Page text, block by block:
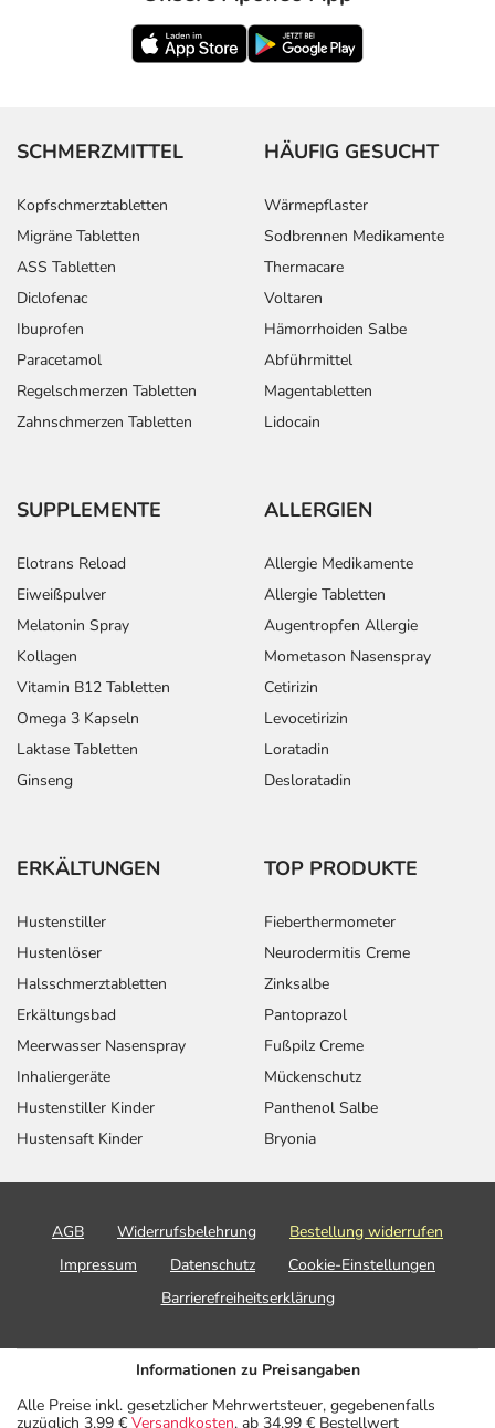
SCHMERZMITTEL
Kopfschmerztabletten
Migräne Tabletten
ASS Tabletten
Diclofenac
Ibuprofen
Paracetamol
Regelschmerzen Tabletten
Zahnschmerzen Tabletten
HÄUFIG GESUCHT
Wärmepflaster
Sodbrennen Medikamente
Thermacare
Voltaren
Hämorrhoiden Salbe
Abführmittel
Magentabletten
Lidocain
SUPPLEMENTE
Elotrans Reload
Eiweißpulver
Melatonin Spray
Kollagen
Vitamin B12 Tabletten
Omega 3 Kapseln
Laktase Tabletten
Ginseng
ALLERGIEN
Allergie Medikamente
Allergie Tabletten
Augentropfen Allergie
Mometason Nasenspray
Cetirizin
Levocetirizin
Loratadin
Desloratadin
ERKÄLTUNGEN
Hustenstiller
Hustenlöser
Halsschmerztabletten
Erkältungsbad
Meerwasser Nasenspray
Inhaliergeräte
Hustenstiller Kinder
Hustensaft Kinder
TOP PRODUKTE
Fieberthermometer
Neurodermitis Creme
Zinksalbe
Pantoprazol
Fußpilz Creme
Mückenschutz
Panthenol Salbe
Bryonia
AGB Widerrufsbelehrung
Bestellung widerrufen
Impressum
Datenschutz
Cookie-Einstellungen
Barrierefreiheitserklärung
Informationen zu Preisangaben
Alle Preise inkl. gesetzlicher Mehrwertsteuer, gegebenenfalls
zuzüglich 3,99 € Versandkosten, ab 34,99 € Bestellwert